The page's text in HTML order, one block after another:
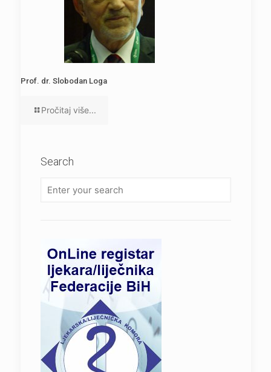
Prof. dr. Slobodan Loga
Pročitaj više...
Search